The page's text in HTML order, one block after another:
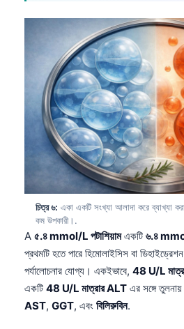
চিত্র ৬: একা একটি সংখ্যা আলাদা করে ব্যাখ্যা
কম উপকারী।.
A ৫.৪ mmol/L পটাশিয়ামএকটি ৬.৪
প্রথমটি হতে পারে হিমোলাইসিস বা
পর্যালোচনার যোগ্য। একইভাবে, 48 U/L
একটি 48 U/L মাত্রার ALT এর সঙ্গে
AST, GGT, এবং বিলিরুবিন.